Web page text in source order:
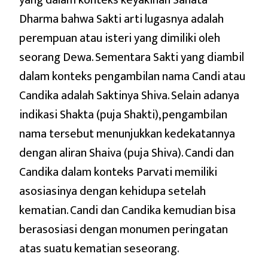
Dharma bahwa Sakti arti lugasnya adalah
perempuan atau isteri yang dimiliki oleh
seorang Dewa. Sementara Sakti yang diambil
dalam konteks pengambilan nama Candi atau
Candika adalah Saktinya Shiva. Selain adanya
indikasi Shakta (puja Shakti), pengambilan
nama tersebut menunjukkan kedekatannya
dengan aliran Shaiva (puja Shiva). Candi dan
Candika dalam konteks Parvati memiliki
asosiasinya dengan kehidupa setelah
kematian. Candi dan Candika kemudian bisa
berasosiasi dengan monumen peringatan
atas suatu kematian seseorang.